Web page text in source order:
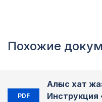
Похожие
PDF
Алғыс хат
Инструкция